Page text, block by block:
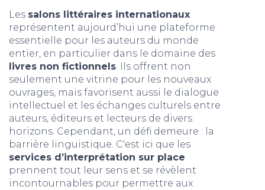
Les salons littéraires internationaux
représentent aujourd’hui une plateforme
essentielle pour les auteurs du monde
entier, en particulier dans le domaine des
livres non fictionnels. Ils offrent non
seulement une vitrine pour les nouveaux
ouvrages, mais favorisent aussi le dialogue
intellectuel et les échanges culturels entre
auteurs, éditeurs et lecteurs de divers
horizons. Cependant, un défi demeure : la
barrière linguistique. C'est ici que les
services d’interprétation sur place
prennent tout leur sens et se révèlent
incontournables pour permettre aux